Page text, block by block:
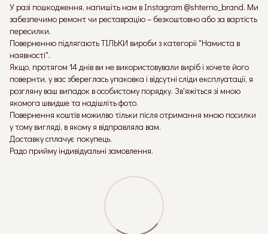
У разі пошкодження, напишіть нам в Instagram @shterno_brand. Ми
забезпечимо ремонт чи реставрацію – безкоштовно або за вартість
пересилки.
Поверненню підлягають ТІЛЬКИ вироби з категорії "Намиста в
наявності".
Якщо, протягом 14 днів ви не використовували виріб і хочете його
повернти, у вас збереглась упаковка і відсутні сліди експлуатації, я
розгляну ваш випадок в особистому порядку. Зв'яжіться зі мною
якомога швидше та надішліть фото.
Повернення коштів можилво тільки після отримання мною посилки
у тому вигляді, в якому я відправляла вам.
Доставку сплачує покупець.
Радо прийму індивідуальні замовлення.